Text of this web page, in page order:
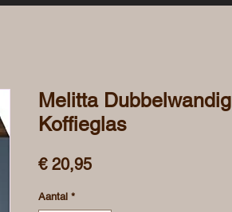
Melitta Dubbelwandig
Koffieglas
€ 20,95Prijs
Aantal *